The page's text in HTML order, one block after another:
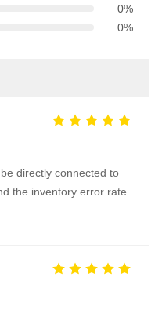
0%
0%
directly connected to
the inventory error rate